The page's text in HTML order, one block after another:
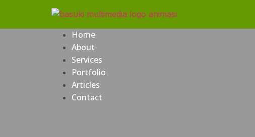
Home
About
Services
Portfolio
Articles
Contact